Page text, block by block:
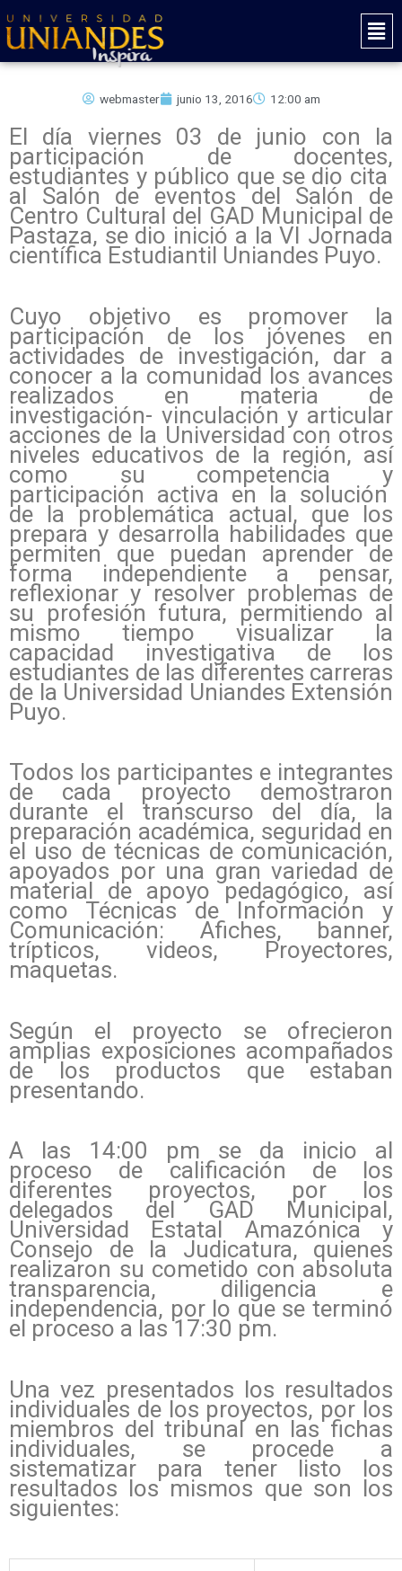
al
contenido
Main
webmaster junio 13, 2016 12:00 am
El día viernes 03 de junio con la
participación de docentes,
estudiantes y público que se dio cita
al Salón de eventos del Salón de
Centro Cultural del GAD Municipal de
Pastaza, se dio inició a la VI Jornada
científica Estudiantil Uniandes Puyo.
Cuyo objetivo es promover la
participación de los jóvenes en
actividades de investigación, dar a
conocer a la comunidad los avances
realizados en materia de
investigación- vinculación y articular
acciones de la Universidad con otros
niveles educativos de la región, así
como su competencia y
participación activa en la solución
de la problemática actual, que los
prepara y desarrolla habilidades que
permiten que puedan aprender de
forma independiente a pensar,
reflexionar y resolver problemas de
su profesión futura, permitiendo al
mismo tiempo visualizar la
capacidad investigativa de los
estudiantes de las diferentes carreras
de la Universidad Uniandes Extensión
Puyo.
Todos los participantes e integrantes
de cada proyecto demostraron
durante el transcurso del día, la
preparación académica, seguridad en
el uso de técnicas de comunicación,
apoyados por una gran variedad de
material de apoyo pedagógico, así
como Técnicas de Información y
Comunicación: Afiches, banner,
trípticos, videos, Proyectores,
maquetas.
Según el proyecto se ofrecieron
amplias exposiciones acompañados
de los productos que estaban
presentando.
A las 14:00 pm se da inicio al
proceso de calificación de los
diferentes proyectos, por los
delegados del GAD Municipal,
Universidad Estatal Amazónica y
Consejo de la Judicatura, quienes
realizaron su cometido con absoluta
transparencia, diligencia e
independencia, por lo que se terminó
el proceso a las 17:30 pm.
Una vez presentados los resultados
individuales de los proyectos, por los
miembros del tribunal en las fichas
individuales, se procede a
sistematizar para tener listo los
resultados los mismos que son los
siguientes: